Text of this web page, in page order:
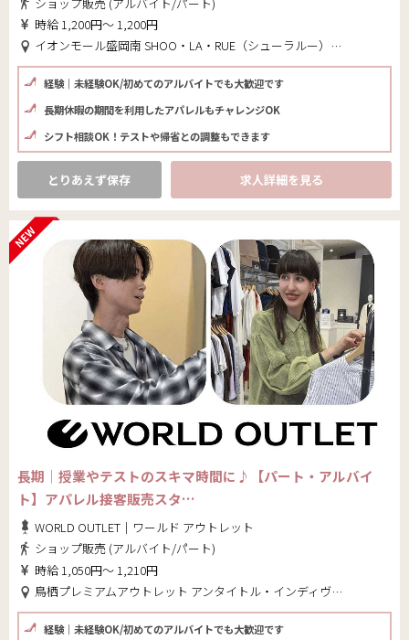
時給 1,200円～ 1,200円
イオンモール盛岡南 SHOO・LA・RUE（シューラルー）(岩手県 盛岡市)
経験｜未経験OK/初めてのアルバイトでも大歓迎です
長期休暇の期間を利用したアパレルもチャレンジOK
シフト相談OK！テストや帰省との調整もできます
とりあえず保存 求人詳細を見る
長期｜授業やテストのスキマ時間に♪【パート・アルバイ
ト】アパレル接客販売スタ…
WORLD OUTLET｜ワールド アウトレット
ショップ販売 (アルバイト/パート)
時給 1,050円～ 1,210円
鳥栖プレミアムアウトレット アンタイトル・インディヴィ・タケオキクチ(佐賀県 鳥栖市)
経験｜未経験OK/初めてのアルバイトでも大歓迎です